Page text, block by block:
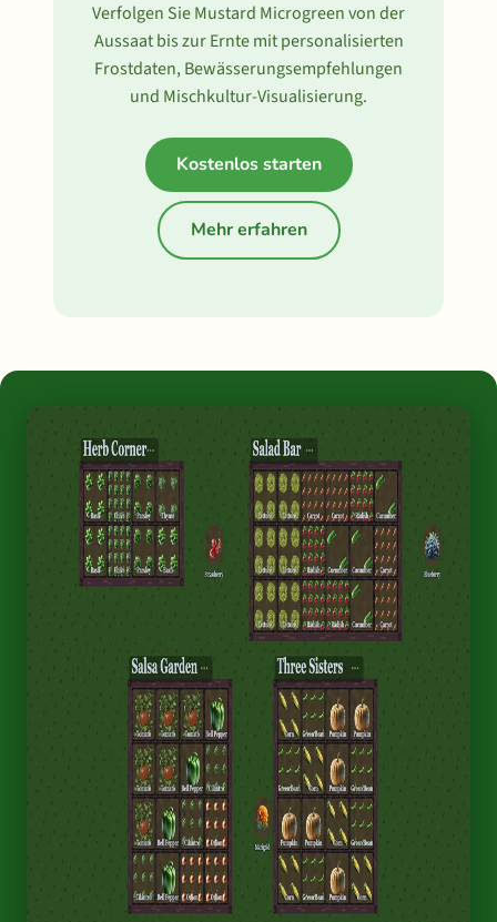
Verfolgen Sie Mustard Microgreen von der
Aussaat bis zur Ernte mit personalisierten
Frostdaten, Bewässerungsempfehlungen
und Mischkultur-Visualisierung.
Kostenlos starten
Mehr erfahren